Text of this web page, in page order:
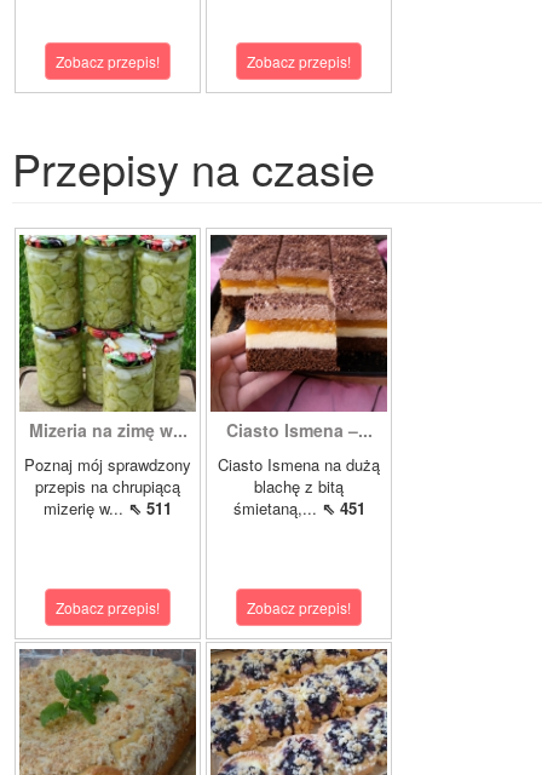
Zobacz przepis! Zobacz przepis!
Przepisy na czasie
Mizeria na zimę w...
Poznaj mój sprawdzony
przepis na chrupiącą
mizerię w... ⇖ 511
Zobacz przepis!
Ciasto Ismena –...
Ciasto Ismena na dużą
blachę z bitą
śmietaną,... ⇖ 451
Zobacz przepis!